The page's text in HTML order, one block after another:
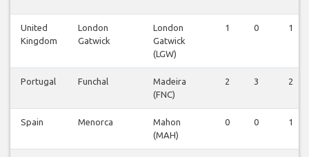
United
Kingdom
London
Gatwick
London
Gatwick
(LGW)
1 0 1
Portugal Funchal
Madeira
(FNC)
2 3 2
Spain Menorca
Mahon
(MAH)
0 0 1